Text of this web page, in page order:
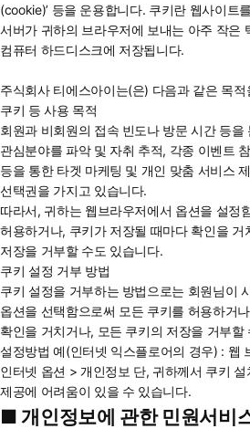
(cookie)’ 등을 운용합니다. 쿠키란 웹사이트
서버가 귀하의 브라우저에 보내는 아주 작은
컴퓨터 하드디스크에 저장됩니다.
주식회사 티에스아이는(은) 다음과 같은 목
쿠키 등 사용 목적
회원과 비회원의 접속 빈도나 방문 시간 등을
관심분야를 파악 및 자취 추적, 각종 이벤트
등을 통한 타겟 마케팅 및 개인 맞춤 서비스
선택권을 가지고 있습니다.
따라서, 귀하는 웹브라우저에서 옵션을 설정
허용하거나, 쿠키가 저장될 때마다 확인을 거
저장을 거부할 수도 있습니다.
쿠키 설정 거부 방법
쿠키 설정을 거부하는 방법으로는 회원님이
옵션을 선택함으로써 모든 쿠키를 허용하거
확인을 거치거나, 모든 쿠키의 저장을 거부할
설정방법 예(인터넷 익스플로어의 경우) : 웹
인터넷 옵션 > 개인정보 단, 귀하께서 쿠키
제공에 어려움이 있을 수 있습니다.
■ 개인정보에 관한 민원서비